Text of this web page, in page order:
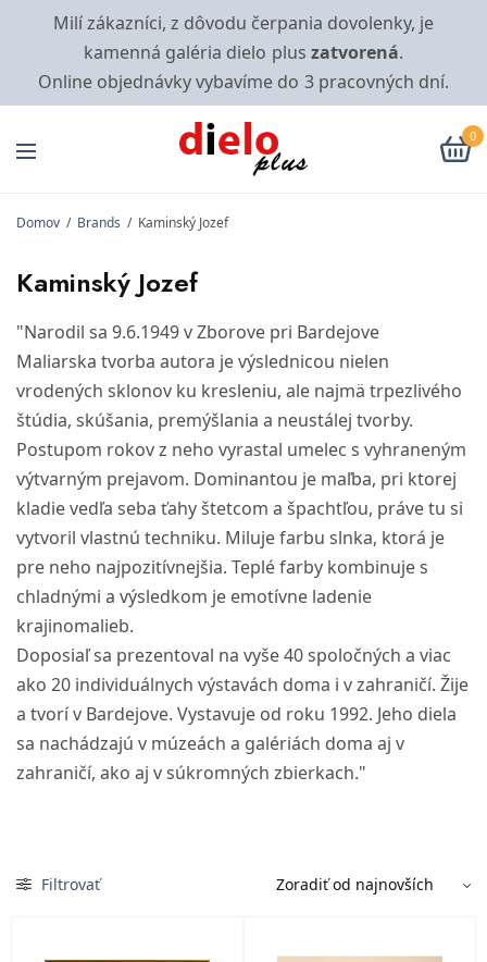
Milí zákazníci, z dôvodu čerpania dovolenky, je
kamenná galéria dielo plus zatvorená.
Online objednávky vybavíme do 3 pracovných dní.
0
Domov / Brands / Kaminský Jozef
Kaminský Jozef
"Narodil sa 9.6.1949 v Zborove pri Bardejove
Maliarska tvorba autora je výslednicou nielen
vrodených sklonov ku kresleniu, ale najmä trpezlivého
štúdia, skúšania, premýšlania a neustálej tvorby.
Postupom rokov z neho vyrastal umelec s vyhraneným
výtvarným prejavom. Dominantou je maľba, pri ktorej
kladie vedľa seba ťahy štetcom a špachtľou, práve tu si
vytvoril vlastnú techniku. Miluje farbu slnka, ktorá je
pre neho najpozitívnejšia. Teplé farby kombinuje s
chladnými a výsledkom je emotívne ladenie
krajinomalieb.
Doposiaľ sa prezentoval na vyše 40 spoločných a viac
ako 20 individuálnych výstavách doma i v zahraničí. Žije
a tvorí v Bardejove. Vystavuje od roku 1992. Jeho diela
sa nachádzajú v múzeách a galériách doma aj v
zahraničí, ako aj v súkromných zbierkach."
Filtrovať